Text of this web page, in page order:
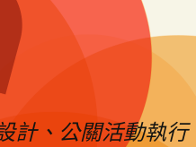
計、公關活動執